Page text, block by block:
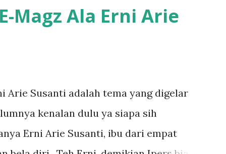
Magz Ala Erni Arie
Arie Susanti adalah tema yang digelar
kenalan dulu ya siapa sih
Erni Arie Susanti, ibu dari empat